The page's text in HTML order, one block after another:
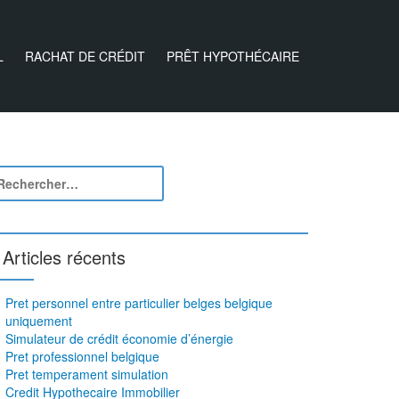
RACHAT DE CRÉDIT PRÊT HYPOTHÉCAIRE
Articles récents
Pret personnel entre particulier belges belgique
uniquement
Simulateur de crédit économie d’énergie
Pret professionnel belgique
Pret temperament simulation
Credit Hypothecaire Immobilier